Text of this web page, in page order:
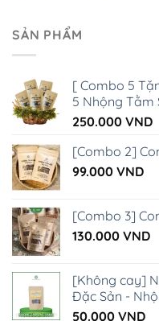
SẢN PHẨM
[ Combo 5
5 Nhộng Tằm
250.000 VND
[Combo 2]
99.000 VND
[Combo 3]
130.000 VND
[Không cay]
Đặc Sản -
50.000 VND